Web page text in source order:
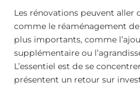
Les rénovations peuvent aller
comme le réaménagement
plus importants, comme
supplémentaire ou
L’essentiel est de se
présentent un retour sur